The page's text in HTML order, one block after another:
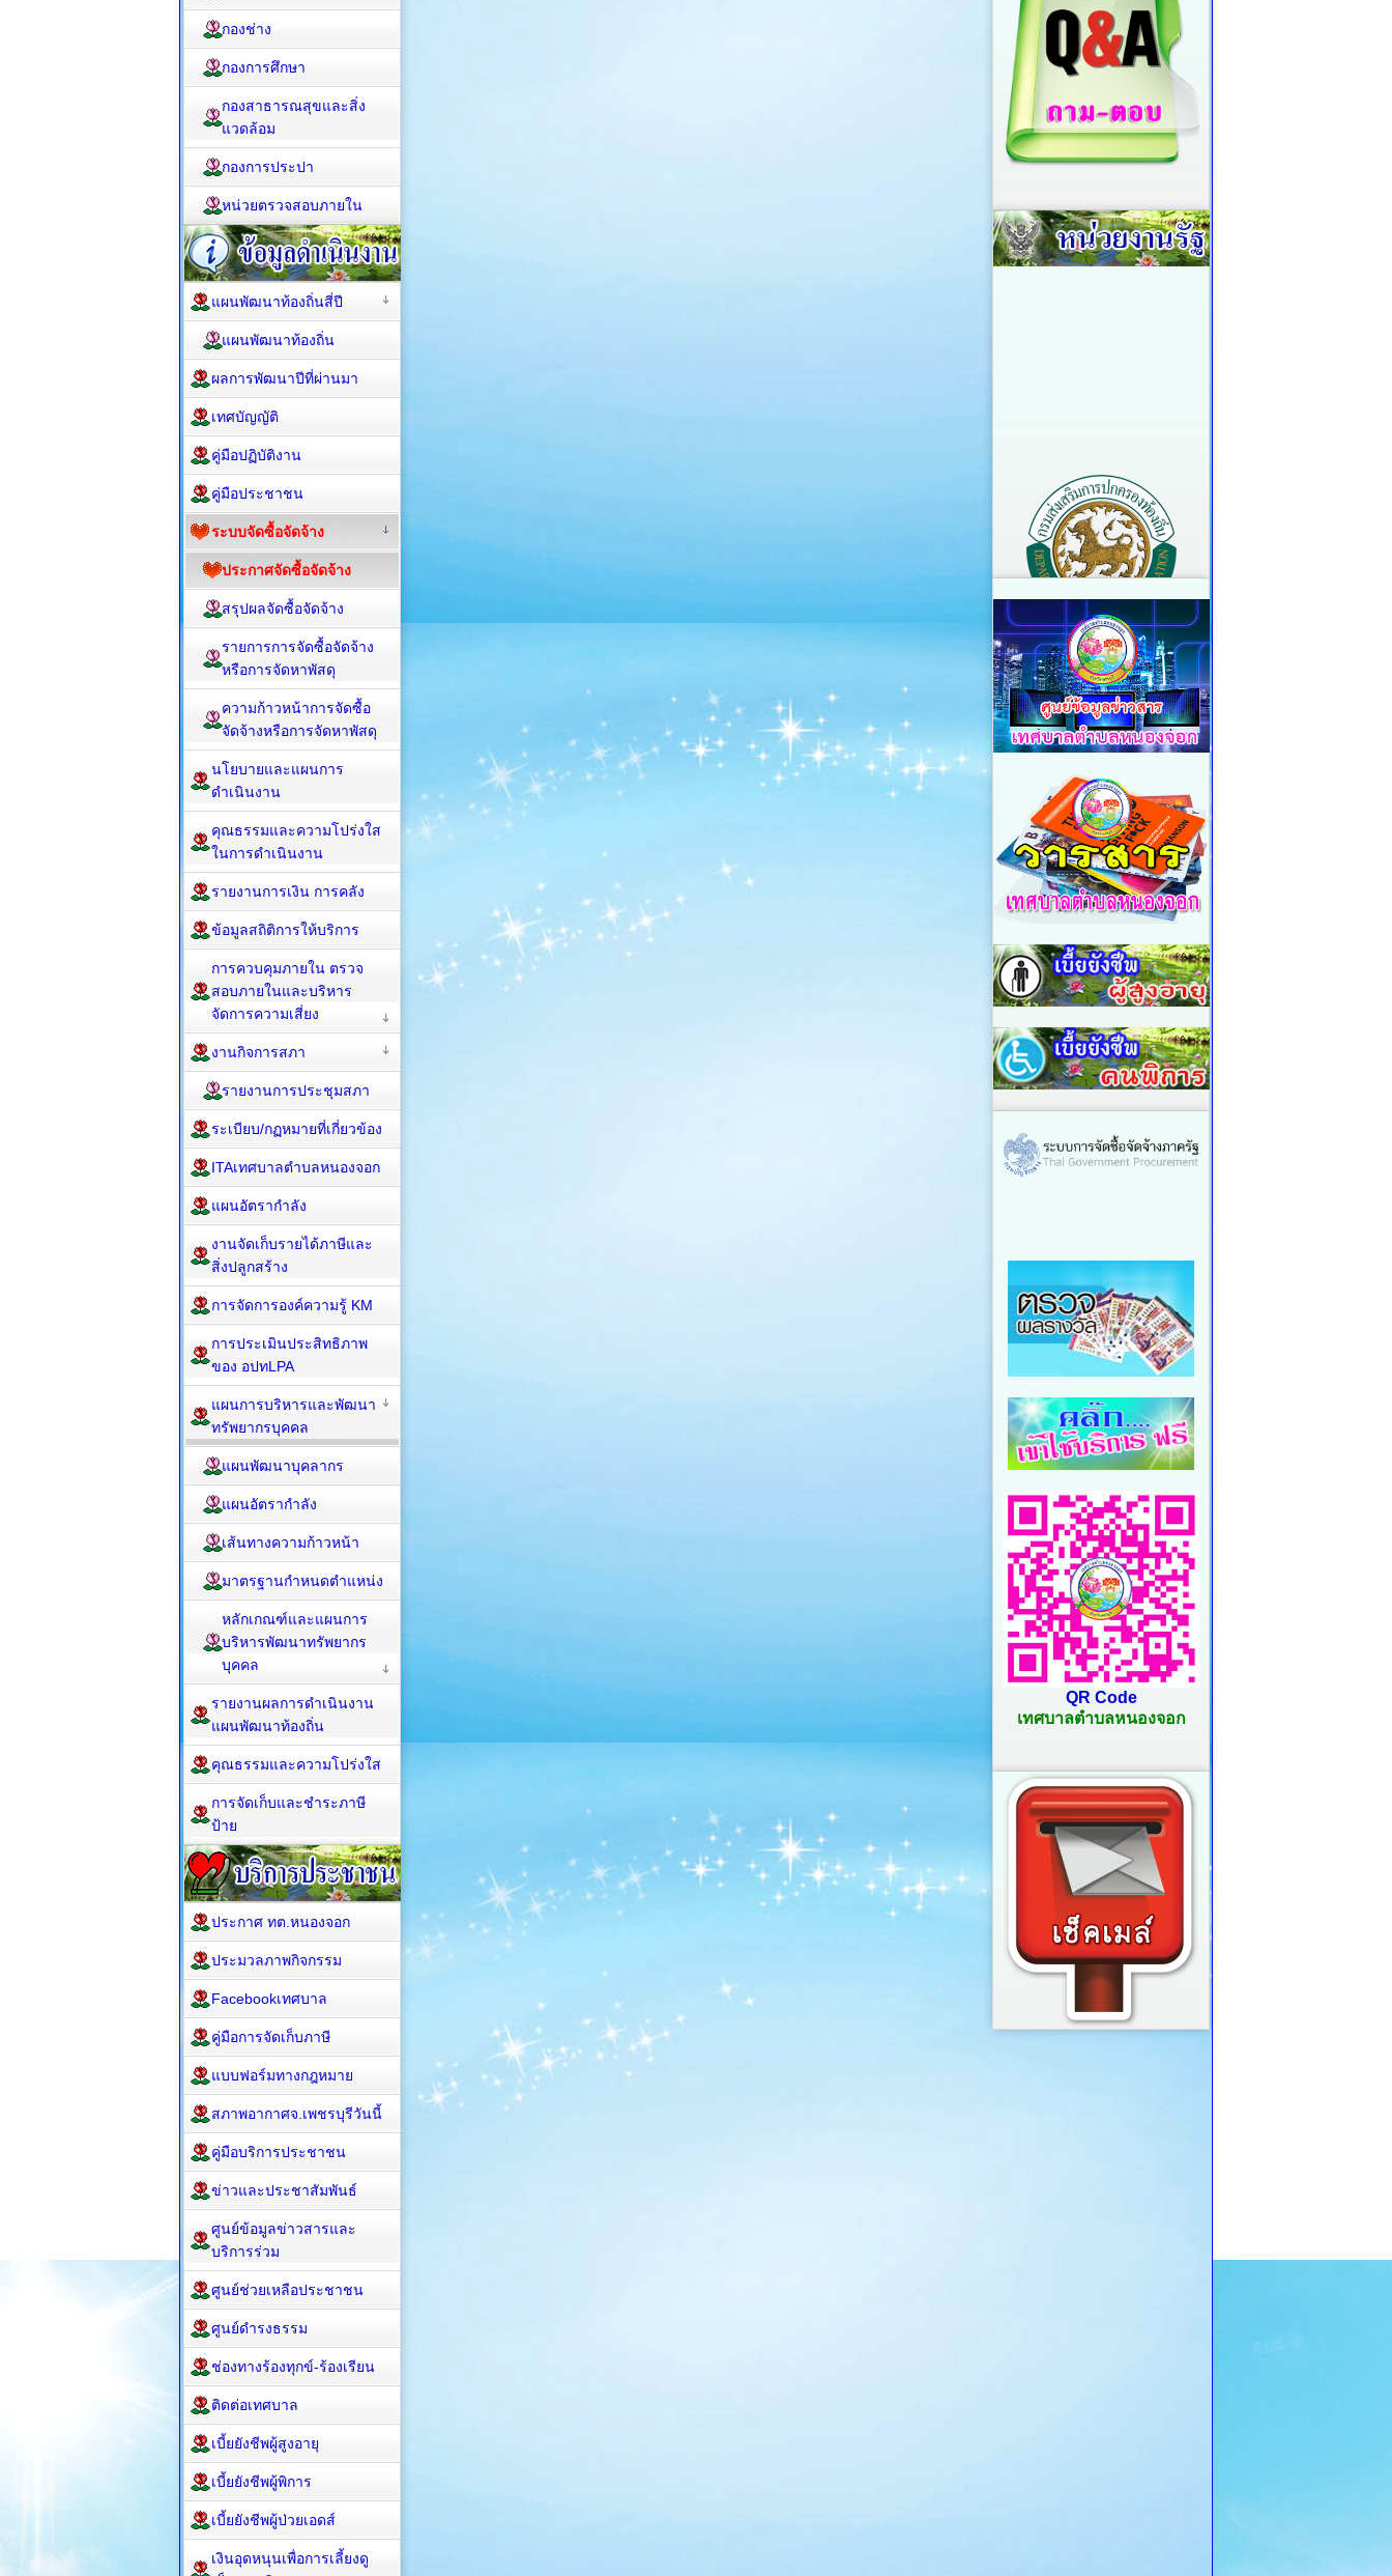
กองช่าง
กองการศึกษา
กองสาธารณสุขและสิ่ง
แวดล้อม
กองการประปา
หน่วยตรวจสอบภายใน
แผนพัฒนาท้องถิ่นสี่ปี
แผนพัฒนาท้องถิ่น
ผลการพัฒนาปีที่ผ่านมา
เทศบัญญัติ
คู่มือปฏิบัติงาน
คู่มือประชาชน
ระบบจัดซื้อจัดจ้าง
ประกาศจัดซื้อจัดจ้าง
สรุปผลจัดซื้อจัดจ้าง
รายการการจัดซื้อจัดจ้าง
หรือการจัดหาพัสดุ
ความก้าวหน้าการจัดซื้อ
จัดจ้างหรือการจัดหาพัสดุ
นโยบายและแผนการ
ดำเนินงาน
คุณธรรมและความโปร่งใส
ในการดำเนินงาน
รายงานการเงิน การคลัง
ข้อมูลสถิติการให้บริการ
การควบคุมภายใน ตรวจ
สอบภายในและบริหาร
จัดการความเสี่ยง
งานกิจการสภา
รายงานการประชุมสภา
ระเบียบ/กฏหมายที่เกี่ยวข้อง
ITAเทศบาลตำบลหนองจอก
แผนอัตรากำลัง
งานจัดเก็บรายได้ภาษีและ
สิ่งปลูกสร้าง
การจัดการองค์ความรู้ KM
การประเมินประสิทธิภาพ
ของ อปทLPA
แผนการบริหารและพัฒนา
ทรัพยากรบุคคล
แผนพัฒนาบุคลากร
แผนอัตรากำลัง
เส้นทางความก้าวหน้า
มาตรฐานกำหนดตำแหน่ง
หลักเกณฑ์และแผนการ
บริหารพัฒนาทรัพยากร
บุคคล
รายงานผลการดำเนินงาน
แผนพัฒนาท้องถิ่น
คุณธรรมและความโปร่งใส
การจัดเก็บและชำระภาษี
ป้าย
ประกาศ ทต.หนองจอก
ประมวลภาพกิจกรรม
Facebookเทศบาล
คู่มือการจัดเก็บภาษี
แบบฟอร์มทางกฎหมาย
สภาพอากาศจ.เพชรบุรีวันนี้
คู่มือบริการประชาชน
ข่าวและประชาสัมพันธ์
ศูนย์ข้อมูลข่าวสารและ
บริการร่วม
ศูนย์ช่วยเหลือประชาชน
ศูนย์ดำรงธรรม
ช่องทางร้องทุกข์-ร้องเรียน
ติดต่อเทศบาล
เบี้ยยังชีพผู้สูงอายุ
เบี้ยยังชีพผู้พิการ
เบี้ยยังชีพผู้ป่วยเอดส์
เงินอุดหนุนเพื่อการเลี้ยงดู
QR Code
เทศบาลตำบลหนองจอก